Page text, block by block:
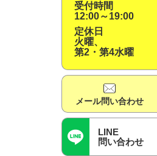
受付時間
12:00～19:00
定休日
火曜、
第2・第4水曜
メール問い合わせ
LINE
問い合わせ